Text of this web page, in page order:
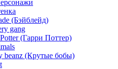
(Бэйблейд)
gang
(Гарри Поттер)
beanz (Крутые бобы)